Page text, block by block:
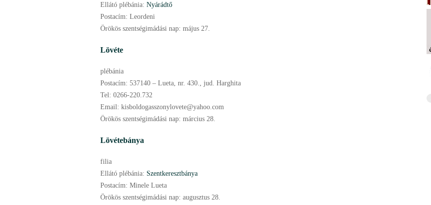
Ellátó plébánia: Nyárádtő
Postacím: Leordeni
Örökös szentségimádási nap: május 27.
Lövéte
plébánia
Postacím: 537140 – Lueta, nr. 430., jud. Harghita
Tel: 0266-220.732
Email: kisboldogasszonylovete@yahoo.com
Örökös szentségimádási nap: március 28.
Lövétebánya
filia
Ellátó plébánia: Szentkeresztbánya
Postacím: Minele Lueta
Örökös szentségimádási nap: augusztus 28.